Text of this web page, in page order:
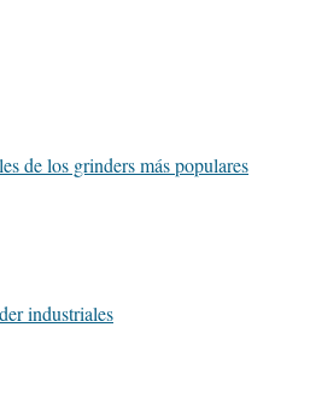
de los grinders más populares
industriales